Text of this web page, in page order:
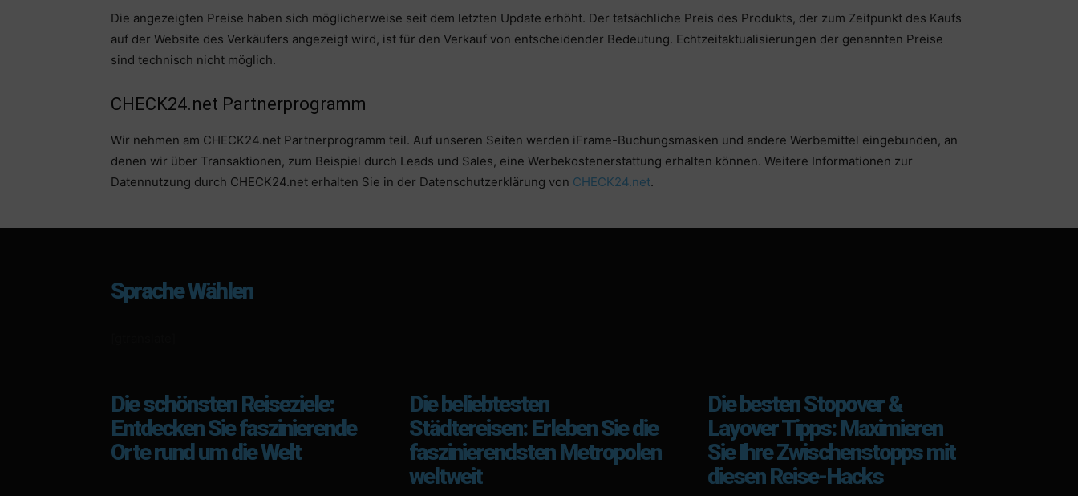
Die angezeigten Preise haben sich möglicherweise seit dem letzten Update erhöht. Der tatsächliche Preis des Produkts, der zum Zeitpunkt des Kaufs
auf der Website des Verkäufers angezeigt wird, ist für den Verkauf von entscheidender Bedeutung. Echtzeitaktualisierungen der genannten Preise
sind technisch nicht möglich.
CHECK24.net Partnerprogramm
Wir nehmen am CHECK24.net Partnerprogramm teil. Auf unseren Seiten werden iFrame-Buchungsmasken und andere Werbemittel eingebunden, an
denen wir über Transaktionen, zum Beispiel durch Leads und Sales, eine Werbekostenerstattung erhalten können. Weitere Informationen zur
Datennutzung durch CHECK24.net erhalten Sie in der Datenschutzerklärung von CHECK24.net.
Sprache Wählen
Die schönsten Reiseziele:
Entdecken Sie faszinierende
Orte rund um die Welt
Die beliebtesten
Städtereisen: Erleben Sie die
faszinierendsten Metropolen
weltweit
Die besten Stopover &
Layover Tipps: Maximieren
Sie Ihre Zwischenstopps mit
diesen Reise-Hacks